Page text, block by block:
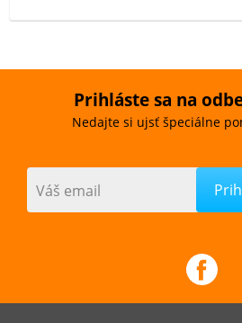
Prihláste sa na
Nedajte si ujsť špeciálne
Váš email